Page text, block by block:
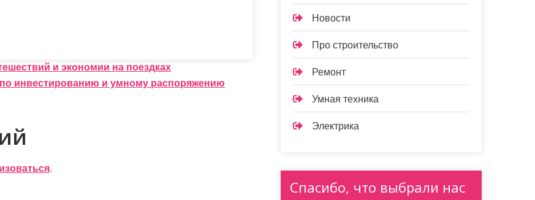
и экономии на поездках
инвестированию и умному распоряжению
.
Новости
Про строительство
Ремонт
Умная техника
Электрика
Спасибо, что выбрали нас